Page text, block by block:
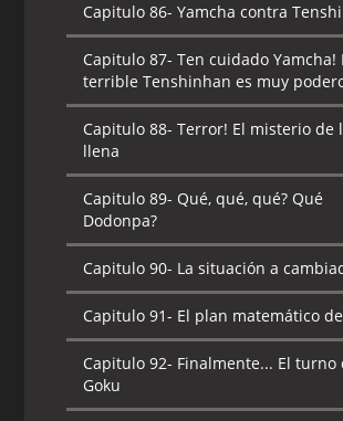
Capitulo 86- Yamcha contra
Capitulo 87- Ten cuidado Yamcha!
terrible Tenshinhan es muy
Capitulo 88- Terror! El misterio de
llena
Capitulo 89- Qué, qué, qué? Qué
Dodonpa?
Capitulo 90- La situación a
Capitulo 91- El plan matemático
Capitulo 92- Finalmente... El turno
Goku